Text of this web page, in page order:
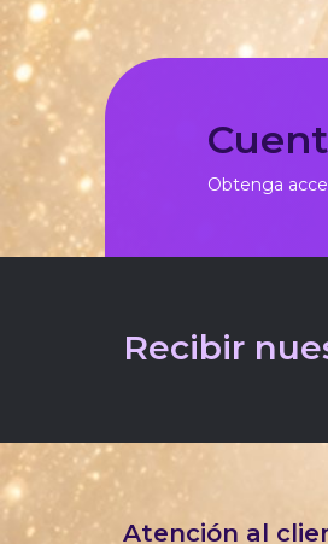
Obtenga
Recibir
Atención al